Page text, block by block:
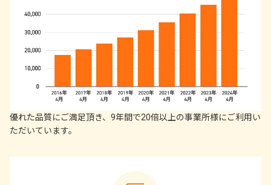
優れた品質にご満足頂き、9年間で20倍以上の事業所様にご利用い
ただいています。